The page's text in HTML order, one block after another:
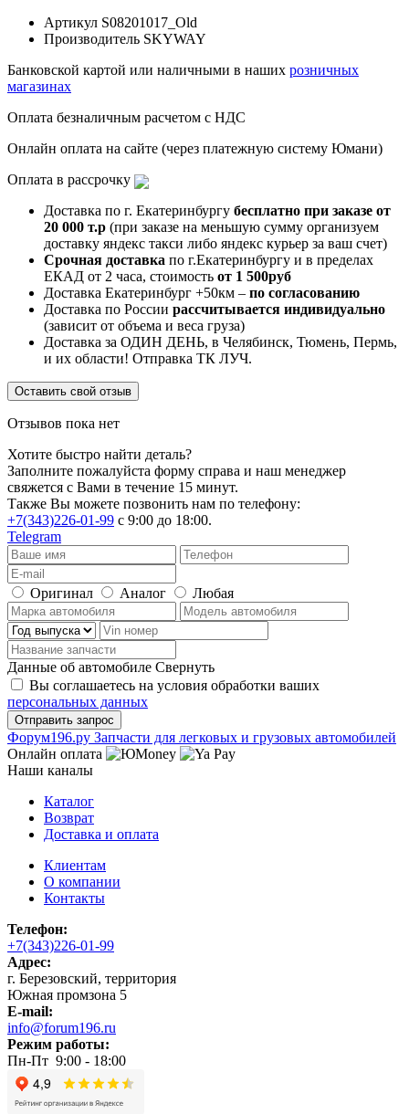
Артикул S08201017_Old
Производитель SKYWAY
Банковской картой или наличными в наших розничных
магазинах
Оплата безналичным расчетом с НДС
Онлайн оплата на сайте (через платежную систему Юмани)
Оплата в рассрочку
Доставка по г. Екатеринбургу бесплатно при заказе от
20 000 т.р (при заказе на меньшую сумму организуем
доставку яндекс такси либо яндекс курьер за ваш счет)
Срочная доставка по г.Екатеринбургу и в пределах
ЕКАД от 2 часа, стоимость от 1 500руб
Доставка Екатеринбург +50км – по согласованию
Доставка по России рассчитывается индивидуально
(зависит от объема и веса груза)
Доставка за ОДИН ДЕНЬ, в Челябинск, Тюмень, Пермь,
и их области! Отправка ТК ЛУЧ.
Оставить свой отзыв
Отзывов пока нет
Хотите быстро найти деталь?
Заполните пожалуйста форму справа и наш менеджер
свяжется с Вами в течение 15 минут.
Также Вы можете позвонить нам по телефону:
+7(343)226-01-99 с 9:00 до 18:00.
Telegram
Оригинал Аналог Любая
Данные об автомобиле Свернуть
Вы соглашаетесь на условия обработки ваших
персональных данных
Фoрум196.ру Запчасти для легковых и грузовых автомобилей
Онлайн оплата
Наши каналы
Каталог
Возврат
Доставка и оплата
Клиентам
О компании
Контакты
Телефон:
+7(343)226-01-99
Адрес:
г. Березовский, территория
Южная промзона 5
E-mail:
info@forum196.ru
Режим работы:
Пн-Пт 9:00 - 18:00